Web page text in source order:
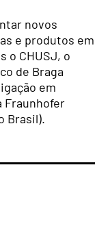
novos
e produtos em
o CHUSJ, o
de Braga
em​
Fraunhofer
Brasil).